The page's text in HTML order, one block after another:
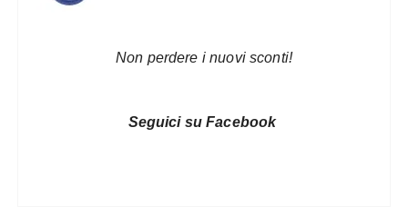
Non perdere i nuovi sconti!
Seguici su Facebook